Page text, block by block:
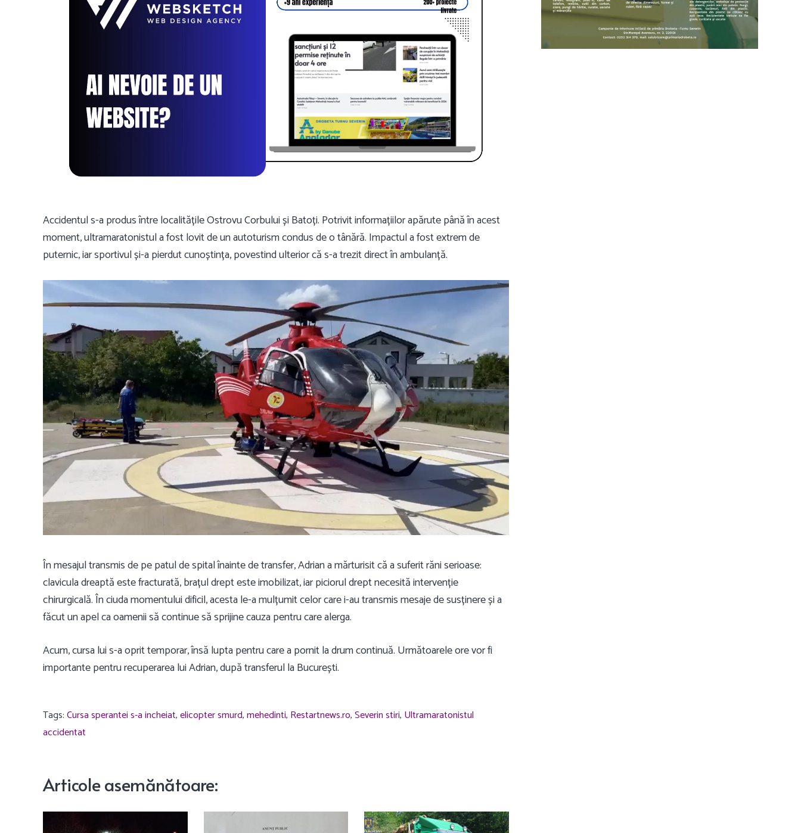
Accidentul s-a produs între localitățile Ostrovu Corbului și Batoți. Potrivit informațiilor apărute până în acest
moment, ultramaratonistul a fost lovit de un autoturism condus de o tânără. Impactul a fost extrem de
puternic, iar sportivul și-a pierdut cunoștința, povestind ulterior că s-a trezit direct în ambulanță.
În mesajul transmis de pe patul de spital înainte de transfer, Adrian a mărturisit că a suferit răni serioase:
clavicula dreaptă este fracturată, brațul drept este imobilizat, iar piciorul drept necesită intervenție
chirurgicală. În ciuda momentului dificil, acesta le-a mulțumit celor care i-au transmis mesaje de susținere și a
făcut un apel ca oamenii să continue să sprijine cauza pentru care alerga.
Acum, cursa lui s-a oprit temporar, însă lupta pentru care a pornit la drum continuă. Următoarele ore vor fi
importante pentru recuperarea lui Adrian, după transferul la București.
Tags:Cursa sperantei s-a incheiat,elicopter smurd,mehedinti, Restartnews.ro,Severin stiri, Ultramaratonistul
accidentat
Articoleasemănătoare: